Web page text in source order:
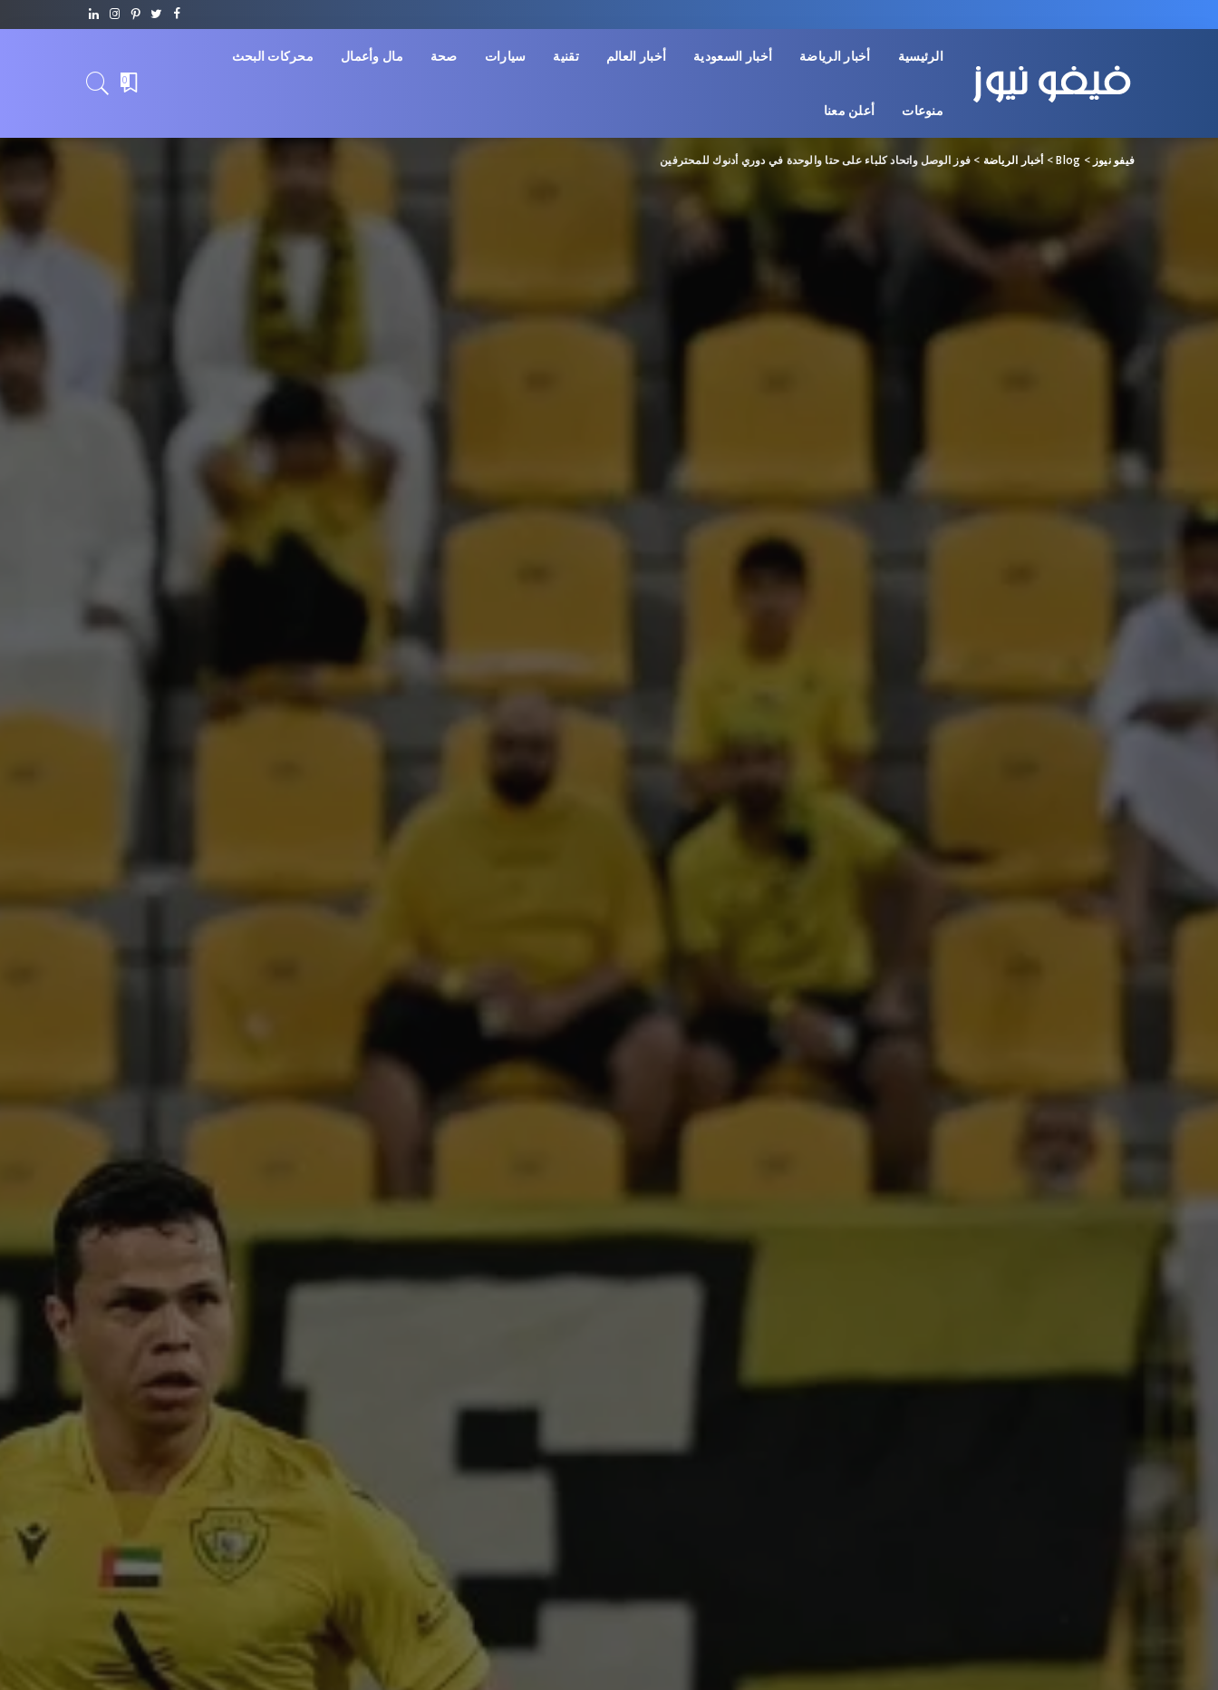
الرئيسية أخبار الرياضة أخبار السعودية أخبار العالم تقنية سيارات صحة مال وأعمال محركات البحث
منوعات أعلن معنا
0
فيفو نيوز >
Blog
>أخبار الرياضة > فوز الوصل واتحاد كلباء على حتا والوحدة في دوري أدنوك للمحترفين